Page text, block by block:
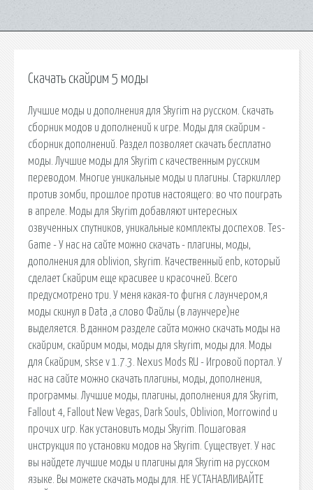
Скачать скайрим 5 моды
Лучшие моды и дополнения для Skyrim на русском. Скачать
сборник модов и дополнений к игре. Моды для скайрим -
сборник дополнений. Раздел позволяет скачать бесплатно
моды. Лучшие моды для Skyrim с качественным русским
переводом. Многие уникальные моды и плагины. Старкиллер
против зомби, прошлое против настоящего: во что поиграть
в апреле. Моды для Skyrim добавляют интересных
озвученных спутников, уникальные комплекты доспехов. Tes-
Game - У нас на сайте можно скачать - плагины, моды,
дополнения для oblivion, skyrim. Качественный enb, который
сделает Скайрим еще красивее и красочней. Всего
предусмотрено три. У меня какая-то фигня с лаунчером,я
моды скинул в Data ,а слово Файлы (в лаунчере)не
выделяется. В данном разделе сайта можно скачать моды на
скайрим, скайрим моды, моды для skyrim, моды для. Моды
для Скайрим, skse v 1.7.3. Nexus Mods RU - Игровой портал. У
нас на сайте можно скачать плагины, моды, дополнения,
программы. Лучшие моды, плагины, дополнения для Skyrim,
Fallout 4, Fallout New Vegas, Dark Souls, Oblivion, Morrowind и
прочих игр. Как установить моды Skyrim. Пошаговая
инструкция по установки модов на Skyrim. Существует. У нас
вы найдете лучшие моды и плагины для Skyrim на русском
языке. Вы можете скачать моды для. НЕ УСТАНАВЛИВАЙТЕ